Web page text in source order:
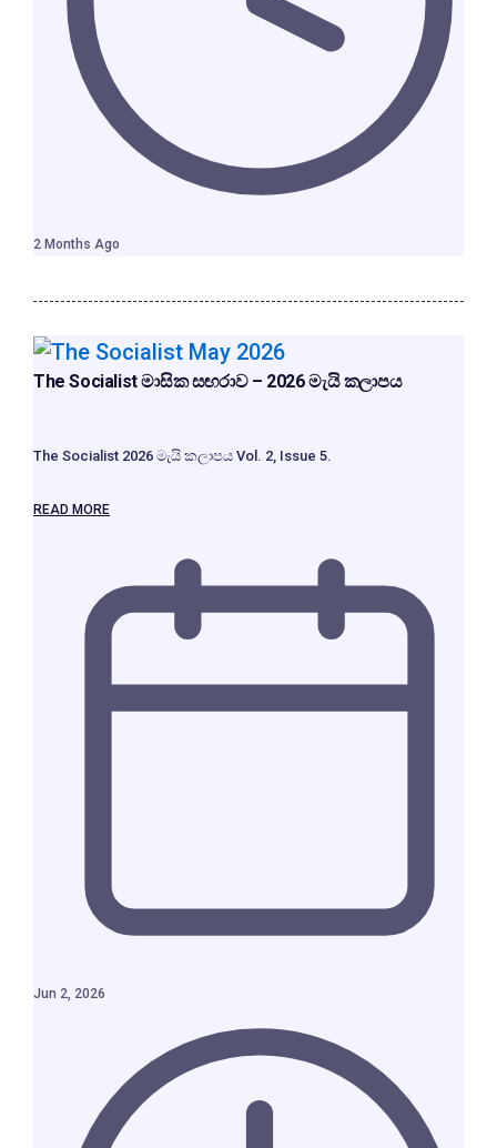
2 Months Ago
The Socialist මාසික සඟරාව – 2026 මැයි කලාපය
The Socialist 2026 මැයි කලාපය Vol. 2, Issue 5.
READ MORE
Jun 2, 2026